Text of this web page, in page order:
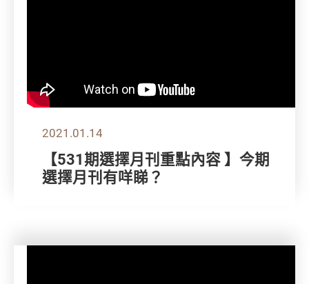
2021.01.14
【531期選擇月刊重點內容 】今期
選擇月刊有咩睇？